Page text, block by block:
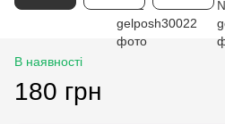
В наявності
180 грн